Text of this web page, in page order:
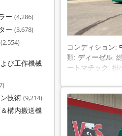
ー (4,286)
ー (3,678)
(2,554)
び工作機械
技術 (9,214)
構内搬送機
コンディション:
類: ディーゼル,
ートマチック, 排
すフィルター, エ